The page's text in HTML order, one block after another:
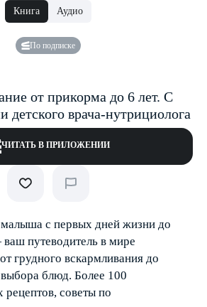
Книга Аудио
По подписке
от прикорма до 6 лет. С
детского врача-нутрициолога
ЧИТАТЬ В ПРИЛОЖЕНИИ
с первых дней жизни до
путеводитель в мире
грудного вскармливания до
блюд. Более 100
советы по